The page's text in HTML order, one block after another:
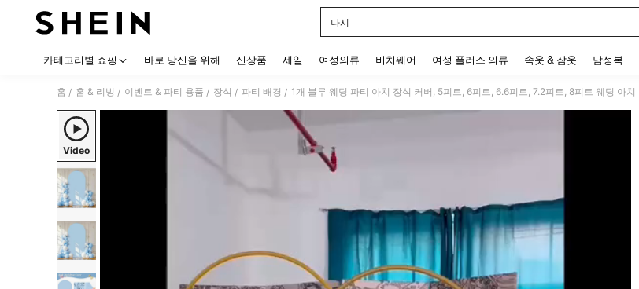
나시
카테고리별 쇼핑 바로 당신을 위해 신상품 세일 여성의류 비치웨어 여성 플러스 의류 속옷 & 잠옷 남성복
홈 / 홈 & 리빙 / 이벤트 & 파티 용품 / 장식 / 파티 배경 /
Video